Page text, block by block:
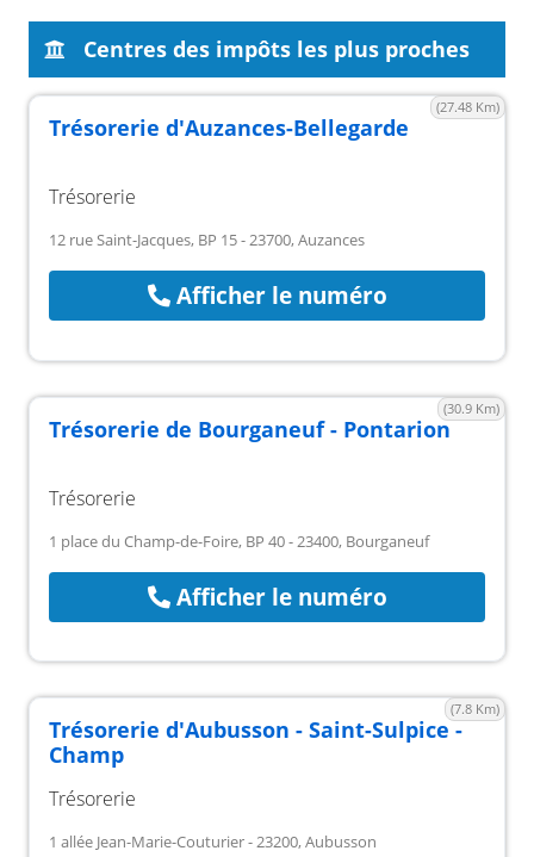
Centres des impôts les plus proches
(27.48 Km)
Trésorerie d'Auzances-Bellegarde
Trésorerie
12 rue Saint-Jacques, BP 15 - 23700, Auzances
Afficher le numéro
(30.9 Km)
Trésorerie de Bourganeuf - Pontarion
Trésorerie
1 place du Champ-de-Foire, BP 40 - 23400, Bourganeuf
Afficher le numéro
(7.8 Km)
Trésorerie d'Aubusson - Saint-Sulpice -
Champ
Trésorerie
1 allée Jean-Marie-Couturier - 23200, Aubusson